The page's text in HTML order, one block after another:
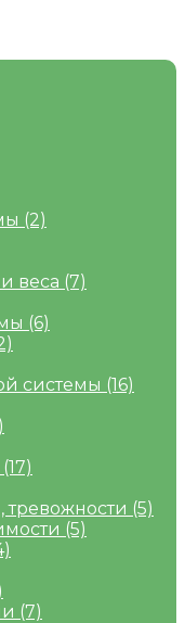
(2)
веса (7)
(6)
системы (16)
(17)
тревожности (5)
(5)
(7)